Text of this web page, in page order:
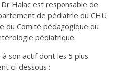
Halac est responsable de
de pédiatrie du CHU
du Comité pédagogique du
pédiatrique.
son actif dont les 5 plus
ci-dessous :